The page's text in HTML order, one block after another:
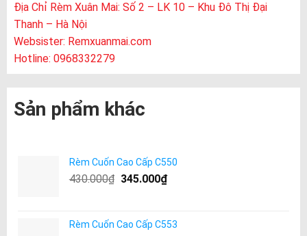
Địa Chỉ Rèm Xuân Mai: Số 2 – LK 10 – Khu Đô Thị Đại
Thanh – Hà Nội
Websister: Remxuanmai.com
Hotline: 0968332279
Sản phẩm khác
Rèm Cuốn Cao Cấp C550
430.000₫ 345.000₫
Rèm Cuốn Cao Cấp C553